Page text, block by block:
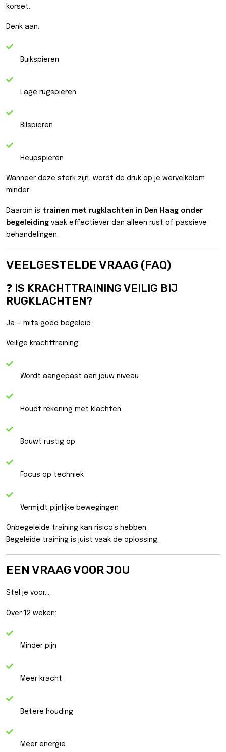
korset.
Denk aan:
Buikspieren
Lage rugspieren
Bilspieren
Heupspieren
Wanneer deze sterk zijn, wordt de druk op je wervelkolom
minder.
Daarom is trainen met rugklachten in Den Haag onder
begeleiding vaak effectiever dan alleen rust of passieve
behandelingen.
VEELGESTELDE VRAAG (FAQ)
❓ IS KRACHTTRAINING VEILIG BIJ
RUGKLACHTEN?
Ja — mits goed begeleid.
Veilige krachttraining:
Wordt aangepast aan jouw niveau
Houdt rekening met klachten
Bouwt rustig op
Focus op techniek
Vermijdt pijnlijke bewegingen
Onbegeleide training kan risico’s hebben.
Begeleide training is juist vaak de oplossing.
EEN VRAAG VOOR JOU
Stel je voor…
Over 12 weken:
Minder pijn
Meer kracht
Betere houding
Meer energie